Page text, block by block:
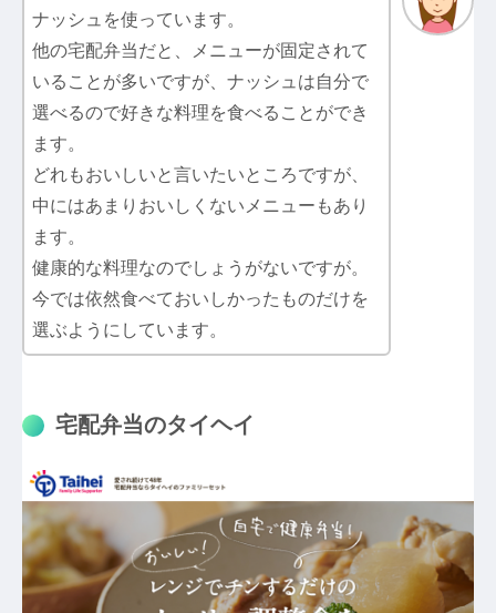
ナッシュを使っています。
他の宅配弁当だと、メニューが固定されて
いることが多いですが、ナッシュは自分で
選べるので好きな料理を食べることができ
ます。
どれもおいしいと言いたいところですが、
中にはあまりおいしくないメニューもあり
ます。
健康的な料理なのでしょうがないですが。
今では依然食べておいしかったものだけを
選ぶようにしています。
宅配弁当のタイヘイ